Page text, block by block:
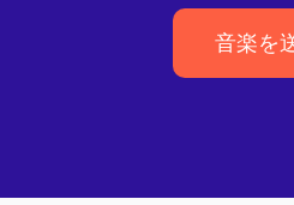
音楽を